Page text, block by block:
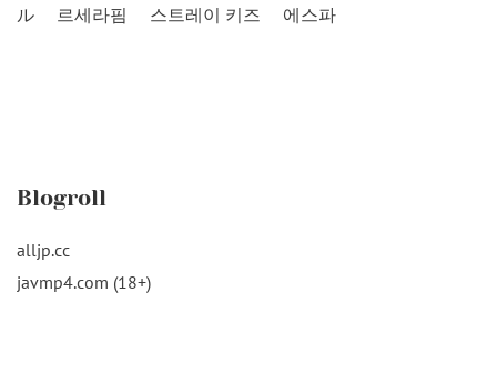
ル
르세라핌 스트레이 키즈 에스파
Blogroll
alljp.cc
javmp4.com (18+)